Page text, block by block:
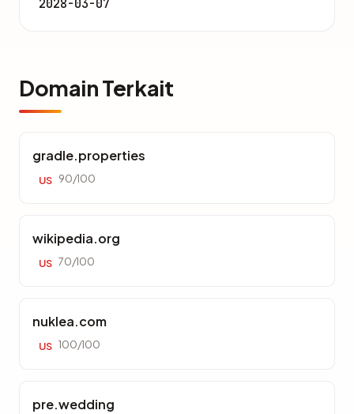
2028-03-07
Domain Terkait
gradle.properties
US 90/100
wikipedia.org
US 70/100
nuklea.com
US 100/100
pre.wedding